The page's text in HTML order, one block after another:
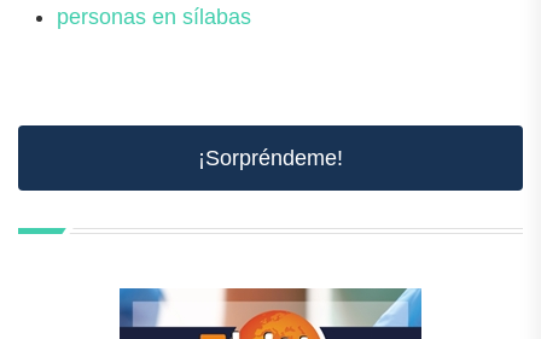
personas en sílabas
¡Sorpréndeme!